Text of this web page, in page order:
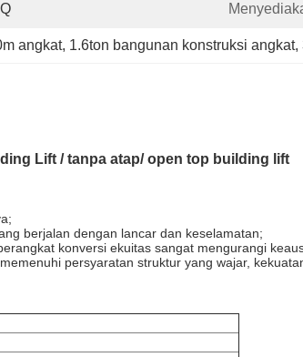
angkat, 1.6ton bangunan konstruksi angkat,
Lift / tanpa atap/ open top building lift
berjalan dengan lancar dan keselamatan;
konversi ekuitas sangat mengurangi
persyaratan struktur yang wajar,